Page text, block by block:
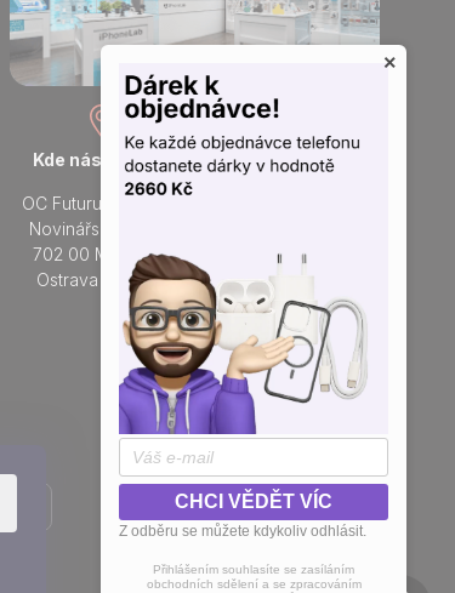
Kde nás najdete
OC Futurum Ostrava
Novinářská 3178/6
702 00 Moravská
Ostrava a Přívoz
Otevřeno každý den
Do prodejny
Přidejte se k nám na sítích
×
CHCI VĚDĚT VÍC
Z odběru se můžete kdykoliv odhlásit.
Přihlášením souhlasíte se zasíláním
obchodních sdělení a se zpracováním